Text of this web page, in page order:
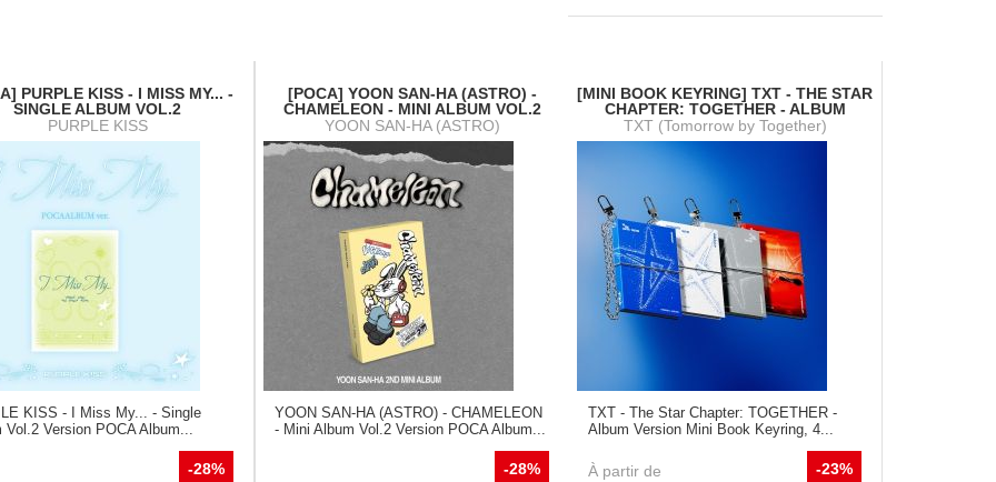
PURPLE KISS - I MISS MY... -
SINGLE ALBUM VOL.2
PURPLE KISS
KISS - I Miss My... - Single
Vol.2 Version POCA Album...
-28%
[POCA] YOON SAN-HA (ASTRO) -
CHAMELEON - MINI ALBUM VOL.2
YOON SAN-HA (ASTRO)
YOON SAN-HA (ASTRO) - CHAMELEON
- Mini Album Vol.2 Version POCA Album...
-28%
[MINI BOOK KEYRING] TXT - THE STAR
CHAPTER: TOGETHER - ALBUM
TXT (Tomorrow by Together)
TXT - The Star Chapter: TOGETHER -
Album Version Mini Book Keyring, 4...
À partir de -23%